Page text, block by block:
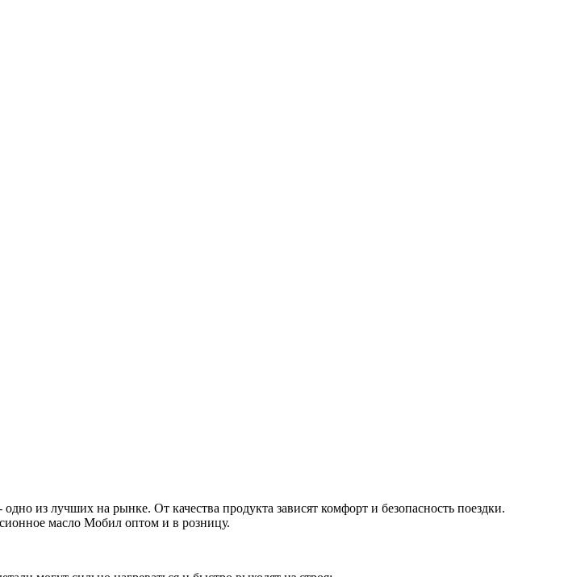
из лучших на рынке. От качества продукта зависят комфорт и безопасность поездки.
масло Мобил оптом и в розницу.